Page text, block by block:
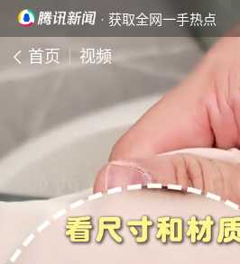
· 获取全网一手热点
首页 视频